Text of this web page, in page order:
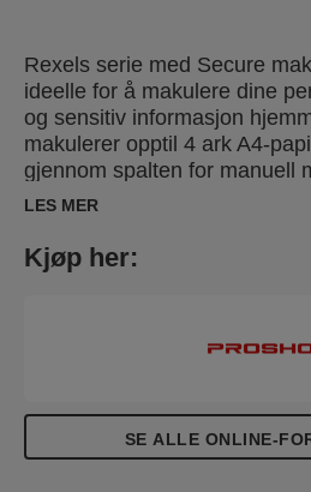
Rexels serie med Secure
ideelle for å makulere dine
og sensitiv informasjon
makulerer opptil 4 ark A4-
gjennom spalten for manuell
mm) mikrokuttede biter. Denne
bruk på hjemmekontoret på
kompakte størrelsen. Det er
lavt lydnivå. Designet for lett
LES MER
Kjøp her:
SE ALLE ONLINE-